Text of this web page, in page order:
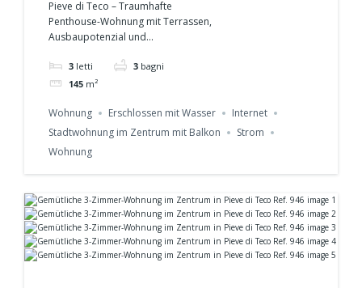
Altstadtkern von
Pieve di Teco Ref.947
Pieve di Teco – Traumhafte
Penthouse-Wohnung mit Terrassen,
Ausbaupotenzial und...
3 letti 3 bagni
145 m²
Wohnung Erschlossen mit Wasser
Internet
Stadtwohnung im Zentrum mit Balkon
Strom
Wohnung